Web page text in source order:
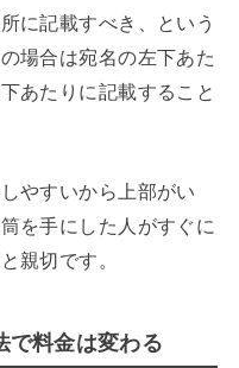
に記載すべき、という
場合は宛名の左下あた
あたりに記載すること
やすいから上部がい
を手にした人がすぐに
親切です。
で料金は変わる